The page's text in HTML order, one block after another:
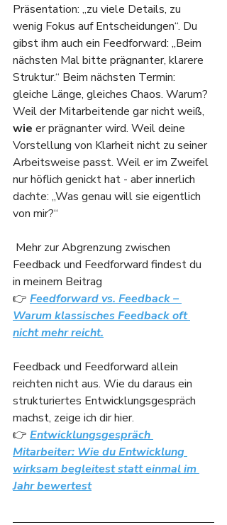
Präsentation: „zu viele Details, zu
wenig Fokus auf Entscheidungen“. Du
gibst ihm auch ein Feedforward: „Beim
nächsten Mal bitte prägnanter, klarere
Struktur.“ Beim nächsten Termin:
gleiche Länge, gleiches Chaos. Warum?
Weil der Mitarbeitende gar nicht weiß,
wie er prägnanter wird. Weil deine
Vorstellung von Klarheit nicht zu seiner
Arbeitsweise passt. Weil er im Zweifel
nur höflich genickt hat - aber innerlich
dachte: „Was genau will sie eigentlich
von mir?“
Feedback und Feedforward findest du
in meinem Beitrag
👉 Feedforward vs. Feedback –
Warum klassisches Feedback oft
nicht mehr reicht.
Feedback und Feedforward allein
reichten nicht aus. Wie du daraus ein
strukturiertes Entwicklungsgespräch
machst, zeige ich dir hier.
👉 Entwicklungsgespräch
Mitarbeiter: Wie du Entwicklung
wirksam begleitest statt einmal im
Jahr bewertest